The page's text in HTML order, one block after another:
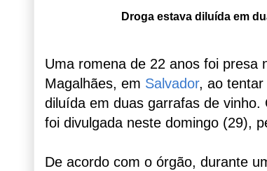
Droga estava diluída em
Uma romena de 22 anos foi presa
Magalhães, em Salvador, ao tentar
diluída em duas garrafas de
foi divulgada neste domingo (29),
De acordo com o órgão, durante